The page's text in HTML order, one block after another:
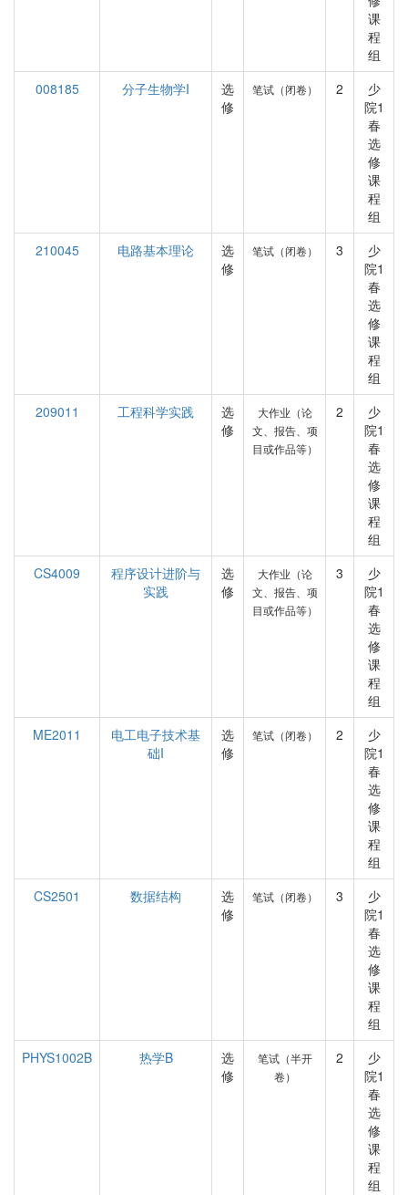
课
程
组
008185
分子生物学I
选
修
笔试（闭卷） 2
少
院1
春
选
修
课
程
组
210045
电路基本理论
选
修
笔试（闭卷） 3
少
院1
春
选
修
课
程
组
209011
工程科学实践
选
修
大作业（论
文、报告、项
目或作品等）
2
少
院1
春
选
修
课
程
组
CS4009
程序设计进阶与
实践
选
修
大作业（论
文、报告、项
目或作品等）
3
少
院1
春
选
修
课
程
组
ME2011
电工电子技术基
础I
选
修
笔试（闭卷） 2
少
院1
春
选
修
课
程
组
CS2501
数据结构
选
修
笔试（闭卷） 3
少
院1
春
选
修
课
程
组
PHYS1002B
热学B
选
修
笔试（半开
卷）
2
少
院1
春
选
修
课
程
组